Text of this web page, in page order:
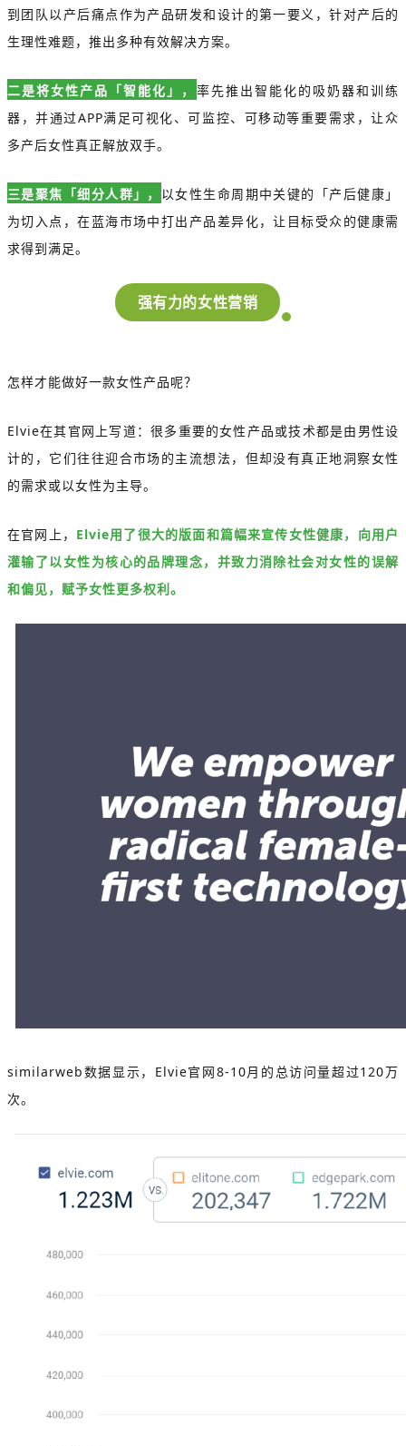
到团队以产后痛点作为产品研发和设计的第一要义，针对产后的
生理性难题，推出多种有效解决方案。
二是将女性产品「智能化」， 率先推出智能化的吸奶器和训练
器，并通过APP满足可视化、可监控、可移动等重要需求，让众
多产后女性真正解放双手。
三是聚焦「细分人群」， 以女性生命周期中关键的「产后健康」
为切入点，在蓝海市场中打出产品差异化，让目标受众的健康需
求得到满足。
强有力的女性营销
怎样才能做好一款女性产品呢？
Elvie在其官网上写道：很多重要的女性产品或技术都是由男性设
计的，它们往往迎合市场的主流想法，但却没有真正地洞察女性
的需求或以女性为主导。
在官网上， Elvie用了很大的版面和篇幅来宣传女性健康，向用户
灌输了以女性为核心的品牌理念，并致力消除社会对女性的误解
和偏见，赋予女性更多权利。
similarweb数据显示，Elvie官网8-10月的总访问量超过120万
次。